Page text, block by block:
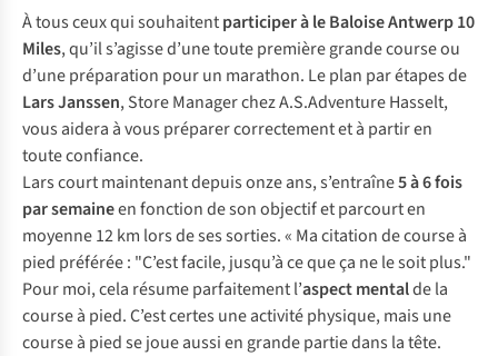
À tous ceux qui souhaitentparticiper à leBaloise Antwerp 10
Miles, qu’il s’agisse d’une toute première grande course ou
d’une préparation pour un marathon. Le plan par étapes de
Lars Janssen, Store Manager chez A.S.Adventure Hasselt,
vous aidera à vous préparer correctement et à partir en
toute confiance.
Lars court maintenant depuis onze ans, s’entraîne5 à 6 fois
par semaineen fonction de son objectif et parcourt en
moyenne 12 km lors de ses sorties. « Ma citation de course à
pied préférée : "C’est facile, jusqu’à ce que ça ne le soit plus."
Pour moi, cela résume parfaitement l’aspect mentalde la
course à pied. C’est certes une activité physique, mais une
course à pied se joue aussi en grande partie dans la tête.